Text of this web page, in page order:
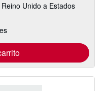
Unido a Estados